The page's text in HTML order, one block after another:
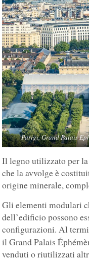
Parigi, Grand Palais
Il legno utilizzato per
che la avvolge è
origine minerale,
Gli elementi modulari
dell’edificio possono
configurazioni. Al
il Grand Palais
venduti o riutilizzati